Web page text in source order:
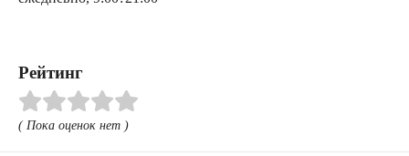
Рейтинг
( Пока оценок нет )